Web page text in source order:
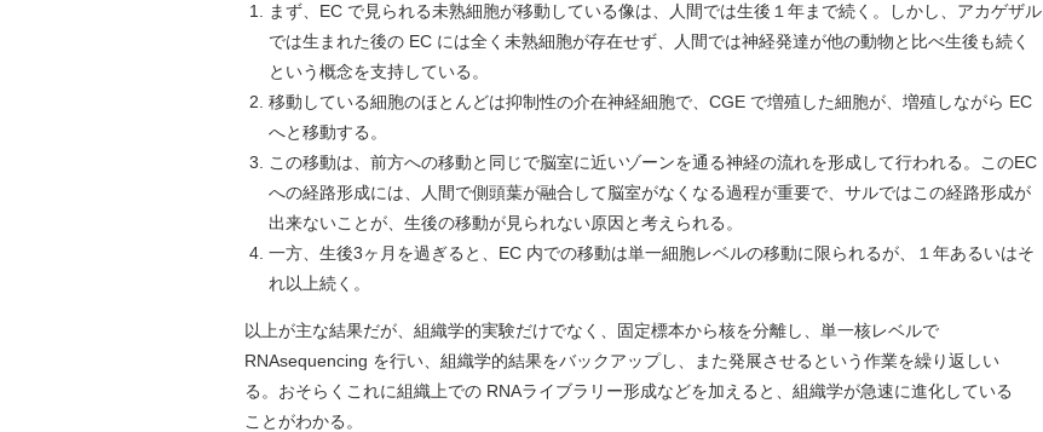
まず、EC で見られる未熟細胞が移動している像は、人間では生後１年まで続く。しかし、アカゲザル
では生まれた後の EC には全く未熟細胞が存在せず、人間では神経発達が他の動物と比べ生後も続く
という概念を支持している。
移動している細胞のほとんどは抑制性の介在神経細胞で、CGE で増殖した細胞が、増殖しながら EC
へと移動する。
この移動は、前方への移動と同じで脳室に近いゾーンを通る神経の流れを形成して行われる。このEC
への経路形成には、人間で側頭葉が融合して脳室がなくなる過程が重要で、サルではこの経路形成が
出来ないことが、生後の移動が見られない原因と考えられる。
一方、生後3ヶ月を過ぎると、EC 内での移動は単一細胞レベルの移動に限られるが、１年あるいはそ
れ以上続く。
以上が主な結果だが、組織学的実験だけでなく、固定標本から核を分離し、単一核レベルで
RNAsequencing を行い、組織学的結果をバックアップし、また発展させるという作業を繰り返しい
る。おそらくこれに組織上での RNAライブラリー形成などを加えると、組織学が急速に進化している
ことがわかる。